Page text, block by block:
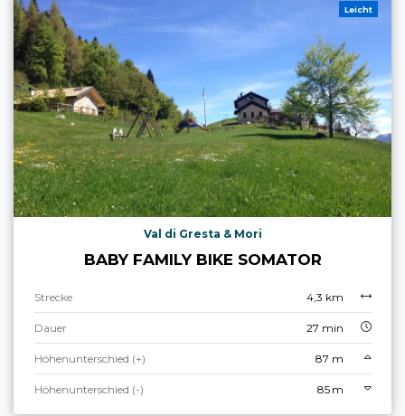
Leicht
Val di Gresta & Mori
BABY FAMILY BIKE SOMATOR
Strecke 4,3 km
Dauer 27 min
Höhenunterschied (+) 87 m
Höhenunterschied (-) 85 m